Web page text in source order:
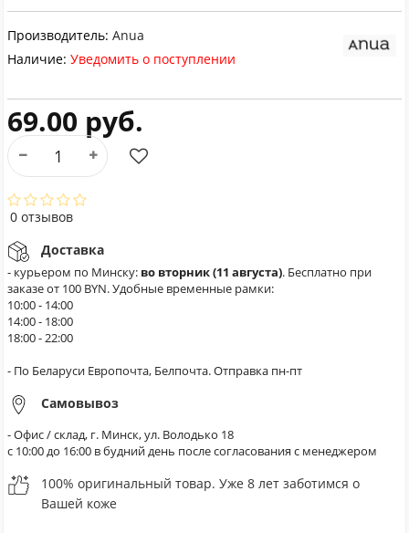
Производитель: Anua
Наличие: Уведомить о поступлении
69.00 руб.
0 отзывов
Доставка
- курьером по Минску: во вторник (11 августа). Бесплатно при
заказе от 100 BYN. Удобные временные рамки:
10:00 - 14:00
14:00 - 18:00
18:00 - 22:00
- По Беларуси Европочта, Белпочта. Отправка пн-пт
Самовывоз
- Офис / склад, г. Минск, ул. Володько 18
с 10:00 до 16:00 в будний день после согласования с менеджером
100% оригинальный товар. Уже 8 лет заботимся о
Вашей коже